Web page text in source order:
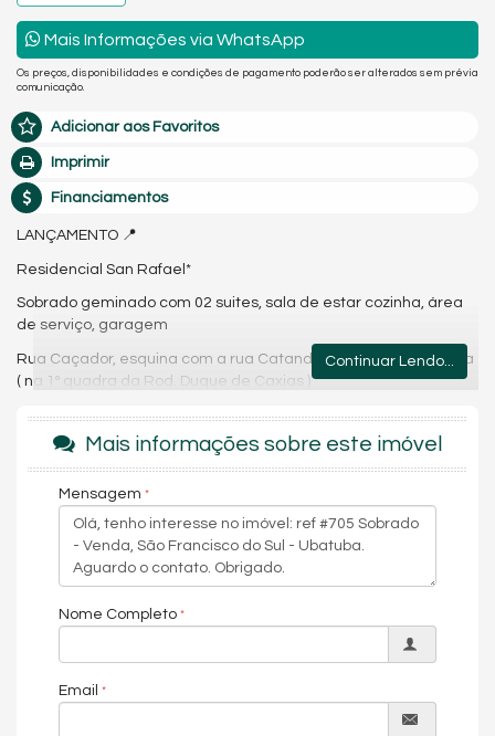
Mais Informações via WhatsApp
Os preços, disponibilidades e condições de pagamento poderão ser alterados sem prévia
comunicação.
Adicionar aos Favoritos
Imprimir
Financiamentos
LANÇAMENTO 📍
Residencial San Rafael*
Sobrado geminado com 02 suites, sala de estar cozinha, área
de serviço, garagem
Rua Caçador, esquina com a rua Catanduvas - Bairro Ubatuba
( na 1º quadra da Rod. Duque de Caxias )
Valores de venda
- Casa 01 ➡️ Vendida
- Casa 03 ➡️ 70,74mt² ( 02 suítes ) R$ 429.000
- Casa 04 ➡️ 71,66mt² ( 02 Suítes ) R$ 429.000
Nossos diferenciais
✅ Arquitetura moderna
✅ Portas internas brancas
Continuar Lendo...
Mais informações sobre este imóvel
Mensagem
Nome Completo
Email